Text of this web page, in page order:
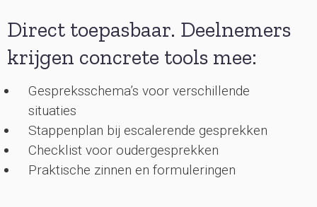
Direct toepasbaar. Deelnemers
krijgen concrete tools mee:
Gespreksschema’s voor verschillende
situaties
Stappenplan bij escalerende gesprekken
Checklist voor oudergesprekken
Praktische zinnen en formuleringen